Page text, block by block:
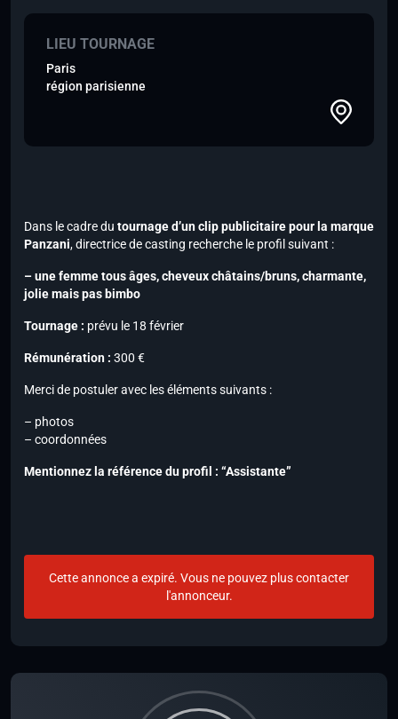
LIEU TOURNAGE
Paris
région parisienne
Dans le cadre du tournage d’un clip publicitaire pour la marque
Panzani, directrice de casting recherche le profil suivant :
– une femme tous âges, cheveux châtains/bruns, charmante,
jolie mais pas bimbo
Tournage : prévu le 18 février
Rémunération : 300 €
Merci de postuler avec les éléments suivants :
– photos
– coordonnées
Mentionnez la référence du profil : “Assistante”
Cette annonce a expiré. Vous ne pouvez plus contacter
l'annonceur.